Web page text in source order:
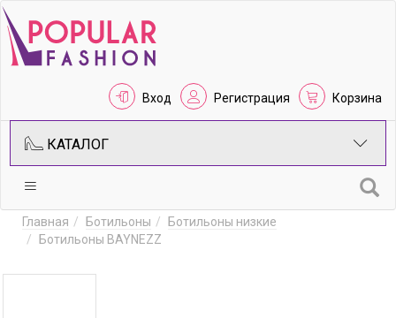
Вход Регистрация Корзина
КАТАЛОГ
Главная Ботильоны
Ботильоны низкие
Ботильоны BAYNEZZ